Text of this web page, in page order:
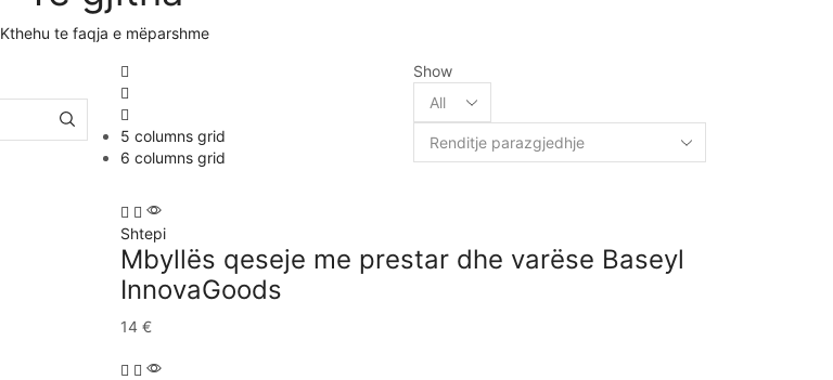
Kthehu te faqja e mëparshme
5 columns grid
6 columns grid
Show
Shtepi
Mbyllës qeseje me prestar dhe varëse Baseyl
InnovaGoods
14 €